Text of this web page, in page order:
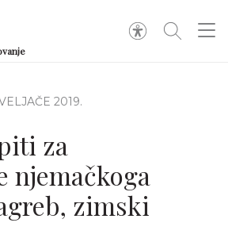
2019.
za
njemačkoga
zimski